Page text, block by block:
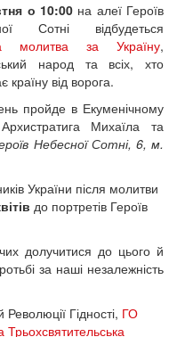
о 10:00 на алеї Героїв
Сотні відбудеться
молитва за Україну,
народ та всіх, хто
країну від ворога.
пройде в Екуменічному
Михаїла та
Небесної Сотні, 6, м.
України після молитви
до портретів Героїв
долучитися до цього й
за наші незалежність
Гідності, ГО
Трьохсвятительська